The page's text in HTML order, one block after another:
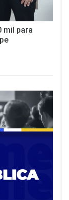
mil para